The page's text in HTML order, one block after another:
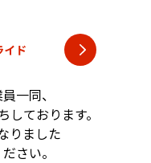
一同、
ております。
りました
さい。